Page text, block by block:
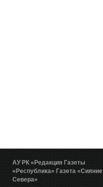
АУ РК «Редакция Газеты
«Республика» Газета «Сияние
Севера»